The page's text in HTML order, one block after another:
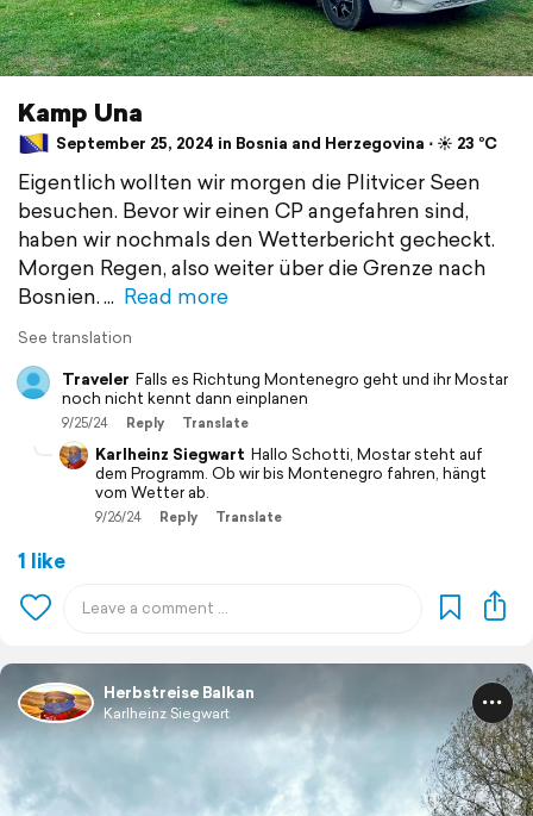
Kamp Una
September 25, 2024 in Bosnia and Herzegovina ⋅ ☀️ 23 °C
Eigentlich wollten wir morgen die Plitvicer Seen
besuchen. Bevor wir einen CP angefahren sind,
haben wir nochmals den Wetterbericht gecheckt.
Morgen Regen, also weiter über die Grenze nach
Bosnien.
Read more
See translation
Traveler Falls es Richtung Montenegro geht und ihr Mostar
noch nicht kennt dann einplanen
9/25/24 Reply Translate
Karlheinz Siegwart Hallo Schotti, Mostar steht auf
dem Programm. Ob wir bis Montenegro fahren, hängt
vom Wetter ab.
9/26/24 Reply Translate
1 like
Herbstreise Balkan
Karlheinz Siegwart